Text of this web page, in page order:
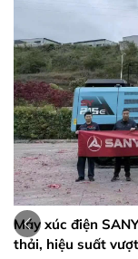
Máy xúc điện
thải, hiệu suất